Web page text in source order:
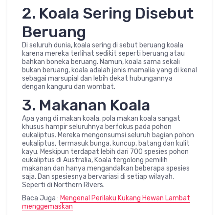
2. Koala Sering Disebut
Beruang
Di seluruh dunia, koala sering di sebut beruang koala
karena mereka terlihat sedikit seperti beruang atau
bahkan boneka beruang. Namun, koala sama sekali
bukan beruang, koala adalah jenis mamalia yang di kenal
sebagai marsupial dan lebih dekat hubungannya
dengan kanguru dan wombat.
3. Makanan Koala
Apa yang di makan koala, pola makan koala sangat
khusus hampir seluruhnya berfokus pada pohon
eukaliptus. Mereka mengonsumsi seluruh bagian pohon
eukaliptus, termasuk bunga, kuncup, batang dan kulit
kayu. Meskipun terdapat lebih dari 700 spesies pohon
eukaliptus di Australia, Koala tergolong pemilih
makanan dan hanya mengandalkan beberapa spesies
saja. Dan spesiesnya bervariasi di setiap wilayah.
Seperti di Northern RIvers.
Baca Juga : Mengenal Perilaku Kukang Hewan Lambat
menggemaskan